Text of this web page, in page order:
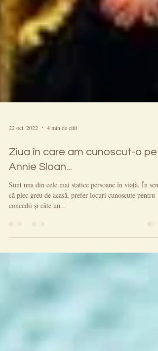
22 oct. 2022 4 min de citit
Ziua în care am cunoscut-o pe
Annie Sloan...
concedii și câte un...